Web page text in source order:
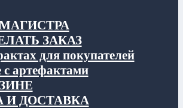
ЗАКАЗ
для покупателей
с артефактами
И ДОСТАВКА